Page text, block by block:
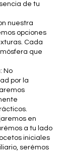
de tu
nuestra
opciones
Cada
que
No
por la
en
a tu lado
iniciales
serémos